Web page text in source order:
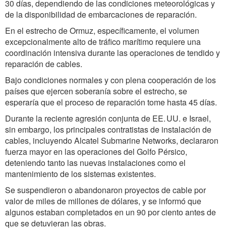
30 días, dependiendo de las condiciones meteorológicas y
de la disponibilidad de embarcaciones de reparación.
En el estrecho de Ormuz, específicamente, el volumen
excepcionalmente alto de tráfico marítimo requiere una
coordinación intensiva durante las operaciones de tendido y
reparación de cables.
Bajo condiciones normales y con plena cooperación de los
países que ejercen soberanía sobre el estrecho, se
esperaría que el proceso de reparación tome hasta 45 días.
Durante la reciente agresión conjunta de EE. UU. e Israel,
sin embargo, los principales contratistas de instalación de
cables, incluyendo Alcatel Submarine Networks, declararon
fuerza mayor en las operaciones del Golfo Pérsico,
deteniendo tanto las nuevas instalaciones como el
mantenimiento de los sistemas existentes.
Se suspendieron o abandonaron proyectos de cable por
valor de miles de millones de dólares, y se informó que
algunos estaban completados en un 90 por ciento antes de
que se detuvieran las obras.